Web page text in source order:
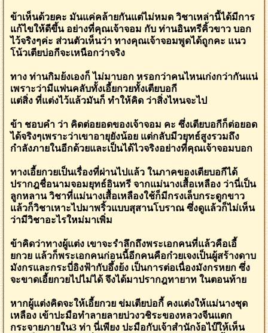
ข้าเห็นด้วยคะ มันแค่คล้ายกันแต่ไม่หมด วิชาเหล่านี้ได้มีการ
แก้ไขให้ดีขึ้น อย่างที่คุณเจ้าจอม กับ ท่านอินทรีคิ้วขาว บอก
ไว้จริงๆค่ะ ส่วนตัวเห็นว่า ทางคุณเจ้าจอมพูดได้ถูกคะ แนว
โน้วเตียบ่อกีจะเหนือกว่าจริง
ทาง ท่านกิมย้งเองก็ ไม่มาบอก หรอกว่าคนไหนเก่งกว่ากันแน่
เพราะว่ามีแฟนคลับทั้งเอี้ยกวยทั้งเตียบอกี
แต่สิ่ง ที่แต่งไว้แล้วมันก็ ทำให้คิด ว่าสิ่งไหนจะไป
ข้า ชอบคำ ว่า คิดต่อยอดของเจ้าจอม คะ ซึ่งเตียบอกีก็ต่อยอด
ได้จริงๆเพราะว่าเขาอายุยังน้อย แต่กลับมีวยุทธ์สูงรวมถึง
กำลังภายในอีกด้วยและเป็นได้ไวจริงอย่างที่คุณเจ้าจอมบอก
ทางเอี้ยกวยเป็นเรื่องที่ผ่านไปแล้ว ในภาคของเตียบอกีได้
ปรากฎชื่อนามจอมยุทธ์อินทรี จากแม่นางเสื้อเหลือง ว่านี่เป็น
ลูกหลาน วิชาที่แม่นางเสื้อเหลืองใช้ก็มีกรงเล็บกระดูกขาว
แล้วก็วิชาเหาะไปมาพริ้วแบบสุสานโบราณ ซึ่งดูแล้วก็ไม่เห็น
ว่ามีวิชาอะไรใหม่มาเพิ่ม
ข้าคิดว่าทางผู้แต่ง เขาจะรำลึกถึงพระเอกคนที่แล้วคือเอี้
ยกวย แล้วก็พระเอกคนก่อนนี้อีกคนคือก๋วยเจงเป็นผู้สร้างดาบ
มังกรและกระบี่อิงฟ้ากับอึ้งย้ง เป็นการต่อเนื่องมังกรหยก ซึ่ง
จะขาดเอี้ยกวยไปไม่ได้ จึงได้มาปรากฎทายาท ในตอนท้าย
หากผู้แต่งคิดจะให้เอี้ยกวย ข่มเตียบ่อกี้ คงแต่งให้แม่นางชุด
เหลือง เข้าปะมือทำลายลายบ่วงวชิระของหลวงจีนแตก
กระจายภายใน3 ท่า นี่เพียง ปะมือกับเจ้าสำนักง้อไบ๊ให้เห็น